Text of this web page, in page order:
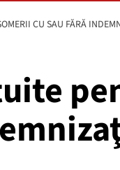
CU SAU FĂRĂ